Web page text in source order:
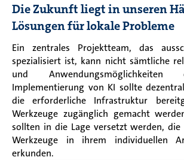
Die Zukunft liegt in unseren
Lösungen für lokale Probleme
Ein zentrales Projektteam, das
spezialisiert ist, kann nicht sämtliche
und
Implementierung von KI sollte
die erforderliche Infrastruktur
Werkzeuge zugänglich gemacht
sollten in die Lage versetzt werden, die
Werkzeuge in ihrem individuellen
erkunden.